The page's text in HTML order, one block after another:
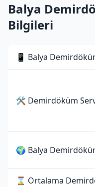
Balya
Bilgileri
📱 Balya
🛠 Demirdöküm
🌍 Balya
⌛ Ortalama